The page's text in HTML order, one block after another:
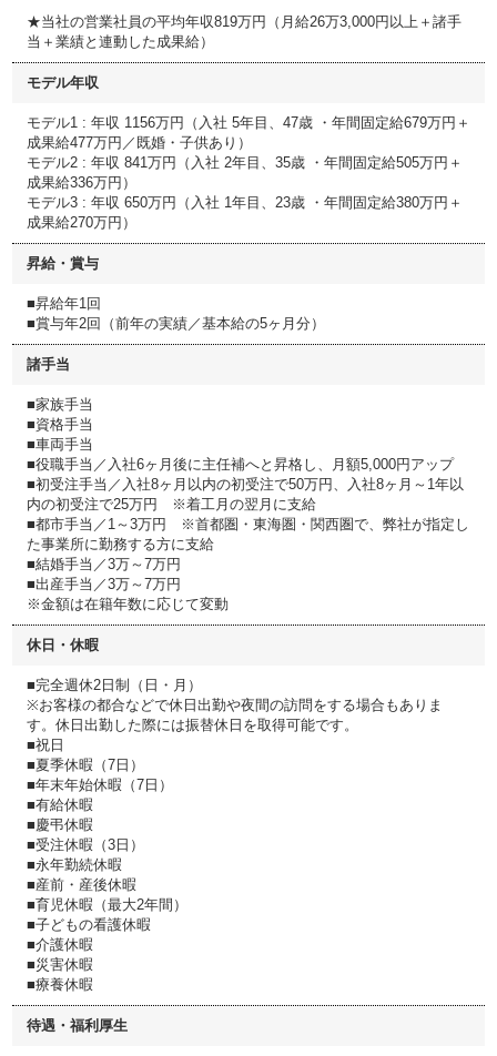
★当社の営業社員の平均年収819万円（月給26万3,000円以上＋諸手
当＋業績と連動した成果給）
モデル年収
モデル1 : 年収 1156万円（入社 5年目、47歳 ・年間固定給679万円＋
成果給477万円／既婚・子供あり）
モデル2 : 年収 841万円（入社 2年目、35歳 ・年間固定給505万円＋
成果給336万円）
モデル3 : 年収 650万円（入社 1年目、23歳 ・年間固定給380万円＋
成果給270万円）
昇給・賞与
■昇給年1回
■賞与年2回（前年の実績／基本給の5ヶ月分）
諸手当
■家族手当
■資格手当
■車両手当
■役職手当／入社6ヶ月後に主任補へと昇格し、月額5,000円アップ
■初受注手当／入社8ヶ月以内の初受注で50万円、入社8ヶ月～1年以
内の初受注で25万円 ※着工月の翌月に支給
■都市手当／1～3万円 ※首都圏・東海圏・関西圏で、弊社が指定し
た事業所に勤務する方に支給
■結婚手当／3万～7万円
■出産手当／3万～7万円
※金額は在籍年数に応じて変動
休日・休暇
■完全週休2日制（日・月）
※お客様の都合などで休日出勤や夜間の訪問をする場合もありま
す。休日出勤した際には振替休日を取得可能です。
■祝日
■夏季休暇（7日）
■年末年始休暇（7日）
■有給休暇
■慶弔休暇
■受注休暇（3日）
■永年勤続休暇
■産前・産後休暇
■育児休暇（最大2年間）
■子どもの看護休暇
■介護休暇
■災害休暇
■療養休暇
待遇・福利厚生